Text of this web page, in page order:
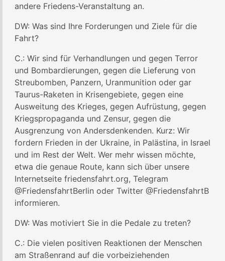
andere Friedens-Veranstaltung an.
DW: Was sind Ihre Forderungen und Ziele für die
Fahrt?
C.: Wir sind für Verhandlungen und gegen Terror
und Bombardierungen, gegen die Lieferung von
Streubomben, Panzern, Uranmunition oder gar
Taurus-Raketen in Krisengebiete, gegen eine
Ausweitung des Krieges, gegen Aufrüstung, gegen
Kriegspropaganda und Zensur, gegen die
Ausgrenzung von Andersdenkenden. Kurz: Wir
fordern Frieden in der Ukraine, in Palästina, in Israel
und im Rest der Welt. Wer mehr wissen möchte,
etwa die genaue Route, kann sich über unsere
Internetseite friedensfahrt.org, Telegram
@FriedensfahrtBerlin oder Twitter @FriedensfahrtB
informieren.
DW: Was motiviert Sie in die Pedale zu treten?
C.: Die vielen positiven Reaktionen der Menschen
am Straßenrand auf die vorbeiziehenden